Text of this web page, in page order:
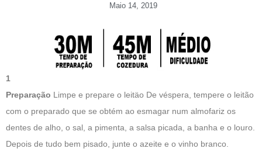
Maio 14, 2019
1
Preparação Limpe e prepare o leitäo De véspera, tempere o leitão
com o preparado que se obtém ao esmagar num almofariz os
dentes de alho, o sal, a pimenta, a salsa picada, a banha e o louro.
Depois de tudo bem pisado, junte o azeite e o vinho branco.